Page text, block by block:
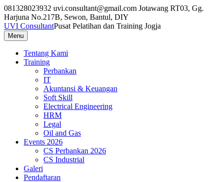
Skip
to
content
081328023932 uvi.consultant@gmail.com Jotawang RT03, Gg.
Harjuna No.217B, Sewon, Bantul, DIY
UVI ConsultantPusat Pelatihan dan Training Jogja
Menu
Tentang Kami
Training
Perbankan
IT
Akuntansi & Keuangan
Soft Skill
Electrical Engineering
HRM
Legal
Oil and Gas
Events 2026
CS Perbankan 2026
CS Industrial
Galeri
Pendaftaran